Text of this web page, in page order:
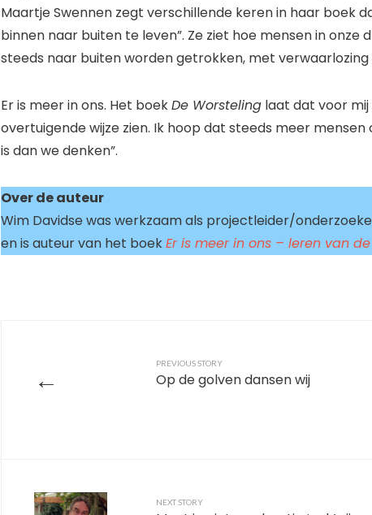
Maartje Swennen zegt verschillende keren in haar boek
binnen naar buiten te leven”. Ze ziet hoe mensen in
steeds naar buiten worden getrokken, met verwaarlozing
Er is meer in ons. Het boekDe Worsteling laat dat voor
overtuigende wijze zien. Ik hoop dat steeds meer
is dan we denken”.
Over de auteur
Wim Davidse was werkzaam als projectleider/
en is auteur van het boekEr is meer in ons – leren van
←
PREVIOUS STORY
Op de golven dansen wij
NEXT STORY